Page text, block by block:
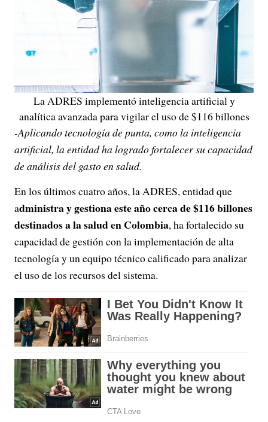
La ADRES implementó inteligencia artificial y
analítica avanzada para vigilar el uso de $116 billones
-Aplicando tecnología de punta, como la inteligencia
artificial, la entidad ha logrado fortalecer su capacidad
de análisis del gasto en salud.
En los últimos cuatro años, la ADRES, entidad que
administra y gestiona este año cerca de $116 billones
destinados a la salud en Colombia, ha fortalecido su
capacidad de gestión con la implementación de alta
tecnología y un equipo técnico calificado para analizar
el uso de los recursos del sistema.